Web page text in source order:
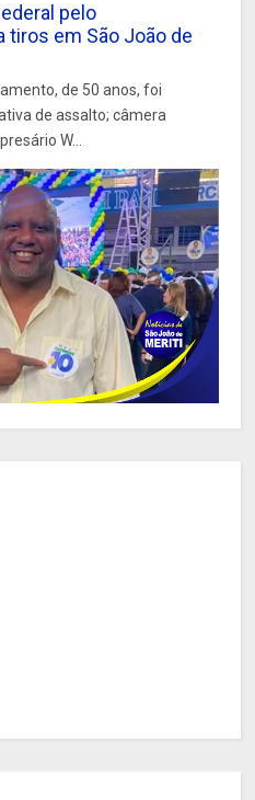
pelo
tiros em São João de
de 50 anos, foi
de assalto; câmera
W...